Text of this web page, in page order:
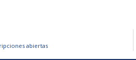
abiertas